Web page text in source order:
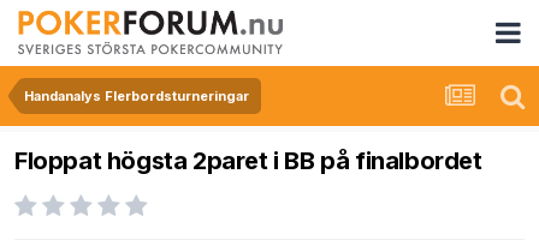
Handanalys Flerbordsturneringar
Floppat högsta 2paret i BB på finalbordet